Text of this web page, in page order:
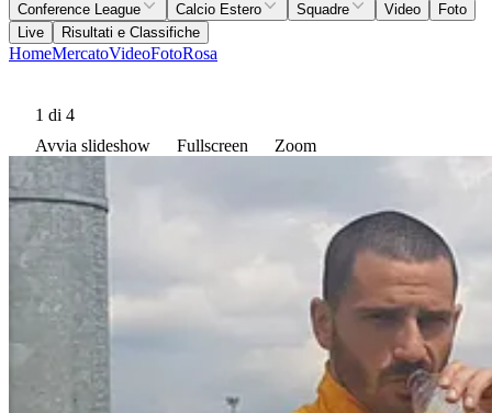
Conference League
Calcio Estero Squadre Video
Foto
Live
Risultati e Classifiche
HomeMercatoVideoFotoRosa
1 di 4
Avvia slideshow
Fullscreen Zoom